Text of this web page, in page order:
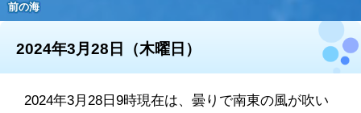
前の海
2024年3月28日（木曜日）
2024年3月28日9時現在は、曇りで南東の風が吹い